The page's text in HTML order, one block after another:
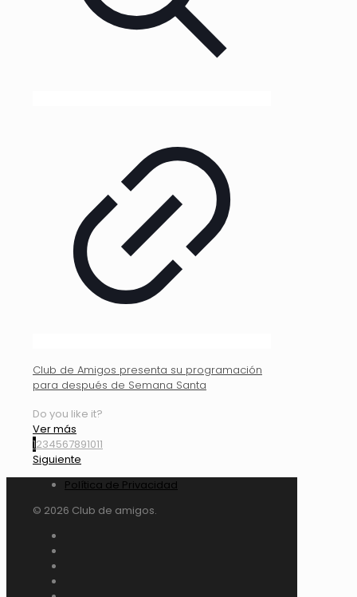
Club de Amigos presenta su programación
para después de Semana Santa
Do you like it?
Ver más
1234567891011
Siguiente
Política de Privacidad
© 2026 Club de amigos.